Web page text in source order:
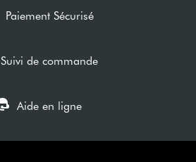
Paiement Sécurisé
Suivi de commande
Aide en ligne